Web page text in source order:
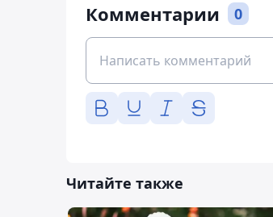
Комментарии 0
Читайте также